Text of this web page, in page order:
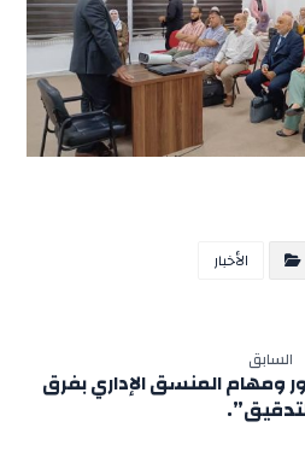
الأخبار
السابق
ومهام المنسق الإداري بفرق